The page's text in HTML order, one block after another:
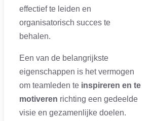
effectief te leiden en
organisatorisch succes te
behalen.
Een van de belangrijkste
eigenschappen is het vermogen
om teamleden te inspireren en te
motiveren richting een gedeelde
visie en gezamenlijke doelen.